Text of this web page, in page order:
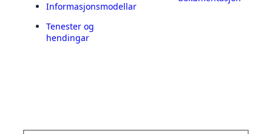
Informasjonsmodellar
Tenester og
hendingar